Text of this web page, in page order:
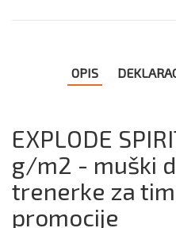
OPIS
EXPLODE
g/m2 - muški
trenerke za
promocije